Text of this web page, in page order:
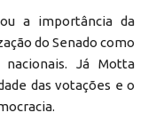
a importância da
do Senado como
nacionais. Já Motta
das votações e o